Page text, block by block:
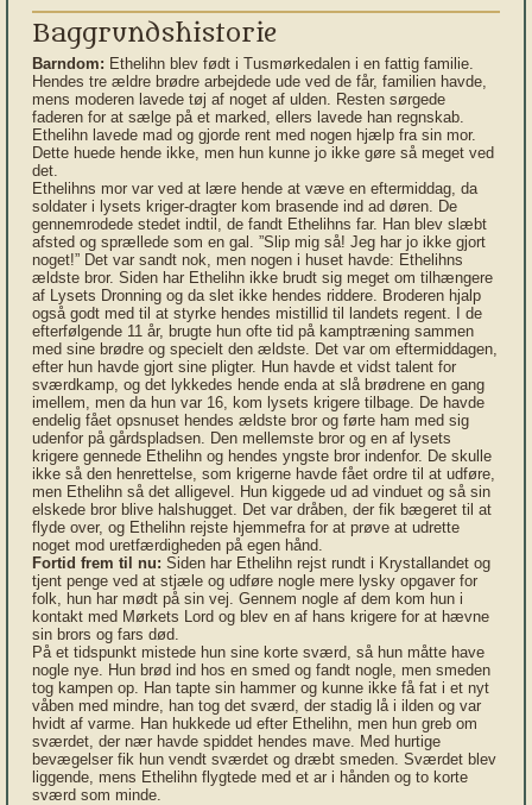
Baggrundshistorie
Barndom: Ethelihn blev født i Tusmørkedalen i en fattig familie.
Hendes tre ældre brødre arbejdede ude ved de får, familien havde,
mens moderen lavede tøj af noget af ulden. Resten sørgede
faderen for at sælge på et marked, ellers lavede han regnskab.
Ethelihn lavede mad og gjorde rent med nogen hjælp fra sin mor.
Dette huede hende ikke, men hun kunne jo ikke gøre så meget ved
det.
Ethelihns mor var ved at lære hende at væve en eftermiddag, da
soldater i lysets kriger-dragter kom brasende ind ad døren. De
gennemrodede stedet indtil, de fandt Ethelihns far. Han blev slæbt
afsted og sprællede som en gal. ”Slip mig så! Jeg har jo ikke gjort
noget!” Det var sandt nok, men nogen i huset havde: Ethelihns
ældste bror. Siden har Ethelihn ikke brudt sig meget om tilhængere
af Lysets Dronning og da slet ikke hendes riddere. Broderen hjalp
også godt med til at styrke hendes mistillid til landets regent. I de
efterfølgende 11 år, brugte hun ofte tid på kamptræning sammen
med sine brødre og specielt den ældste. Det var om eftermiddagen,
efter hun havde gjort sine pligter. Hun havde et vidst talent for
sværdkamp, og det lykkedes hende enda at slå brødrene en gang
imellem, men da hun var 16, kom lysets krigere tilbage. De havde
endelig fået opsnuset hendes ældste bror og førte ham med sig
udenfor på gårdspladsen. Den mellemste bror og en af lysets
krigere gennede Ethelihn og hendes yngste bror indenfor. De skulle
ikke så den henrettelse, som krigerne havde fået ordre til at udføre,
men Ethelihn så det alligevel. Hun kiggede ud ad vinduet og så sin
elskede bror blive halshugget. Det var dråben, der fik bægeret til at
flyde over, og Ethelihn rejste hjemmefra for at prøve at udrette
noget mod uretfærdigheden på egen hånd.
Fortid frem til nu: Siden har Ethelihn rejst rundt i Krystallandet og
tjent penge ved at stjæle og udføre nogle mere lysky opgaver for
folk, hun har mødt på sin vej. Gennem nogle af dem kom hun i
kontakt med Mørkets Lord og blev en af hans krigere for at hævne
sin brors og fars død.
På et tidspunkt mistede hun sine korte sværd, så hun måtte have
nogle nye. Hun brød ind hos en smed og fandt nogle, men smeden
tog kampen op. Han tapte sin hammer og kunne ikke få fat i et nyt
våben med mindre, han tog det sværd, der stadig lå i ilden og var
hvidt af varme. Han hukkede ud efter Ethelihn, men hun greb om
sværdet, der nær havde spiddet hendes mave. Med hurtige
bevægelser fik hun vendt sværdet og dræbt smeden. Sværdet blev
liggende, mens Ethelihn flygtede med et ar i hånden og to korte
sværd som minde.